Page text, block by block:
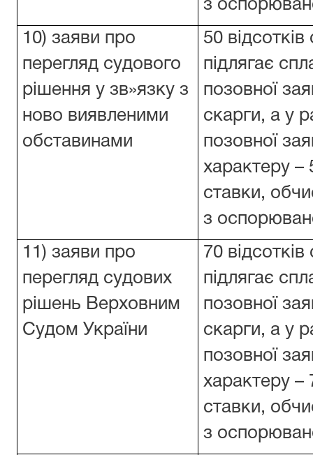
з
10) заяви про
перегляд судового
рішення у зв»язку з
ново виявленими
обставинами
50
підлягає
позовної
скарги, а у
позовної
характеру –
ставки,
з
11) заяви про
перегляд судових
рішень Верховним
Судом України
70
підлягає
позовної
скарги, а у
позовної
характеру –
ставки,
з